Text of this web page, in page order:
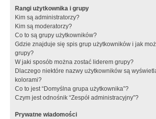
Rangi użytkownika i grupy
Kim są administratorzy?
Kim są moderatorzy?
Co to są grupy użytkowników?
Gdzie znajduje się spis grup użytkowników i jak
grupy?
W jaki sposób można zostać liderem grupy?
Dlaczego niektóre nazwy użytkowników są
kolorami?
Co to jest “Domyślna grupa użytkownika”?
Czym jest odnośnik “Zespół administracyjny”?
Prywatne wiadomości